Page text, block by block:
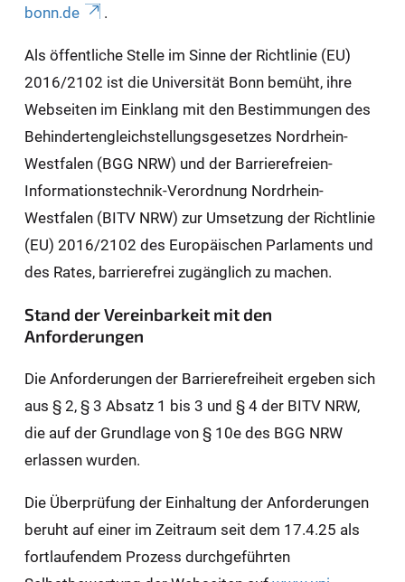
bonn.de
.
Als öffentliche Stelle im Sinne der Richtlinie (EU)
2016/2102 ist die Universität Bonn bemüht, ihre
Webseiten im Einklang mit den Bestimmungen des
Behindertengleichstellungsgesetzes Nordrhein-
Westfalen (BGG NRW) und der Barrierefreien-
Informationstechnik-Verordnung Nordrhein-
Westfalen (BITV NRW) zur Umsetzung der Richtlinie
(EU) 2016/2102 des Europäischen Parlaments und
des Rates, barrierefrei zugänglich zu machen.
Stand der Vereinbarkeit mit den
Anforderungen
Die Anforderungen der Barrierefreiheit ergeben sich
aus § 2, § 3 Absatz 1 bis 3 und § 4 der BITV NRW,
die auf der Grundlage von § 10e des BGG NRW
erlassen wurden.
Die Überprüfung der Einhaltung der Anforderungen
beruht auf einer im Zeitraum seit dem 17.4.25 als
fortlaufendem Prozess durchgeführten